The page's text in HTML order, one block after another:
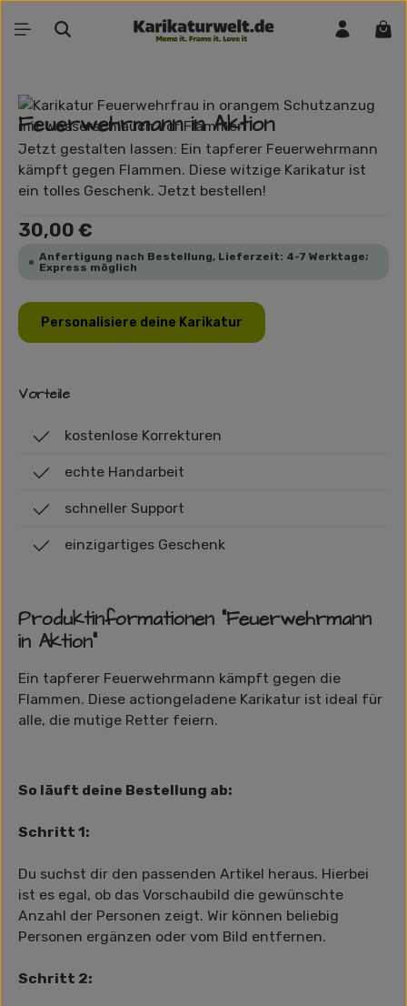
Zum Hauptinhalt springen
Bildergalerie überspringen
Feuerwehrmann in Aktion
Jetzt gestalten lassen: Ein tapferer Feuerwehrmann
kämpft gegen Flammen. Diese witzige Karikatur ist
ein tolles Geschenk. Jetzt bestellen!
Regulärer Preis:
30,00 €
Anfertigung nach Bestellung, Lieferzeit: 4-7 Werktage;
Express möglich
Personalisiere deine Karikatur
Vorteile
kostenlose Korrekturen
echte Handarbeit
schneller Support
einzigartiges Geschenk
Produktinformationen "Feuerwehrmann
in Aktion"
Ein tapferer Feuerwehrmann kämpft gegen die
Flammen. Diese actiongeladene Karikatur ist ideal für
alle, die mutige Retter feiern.
So läuft deine Bestellung ab:
Schritt 1:
Du suchst dir den passenden Artikel heraus. Hierbei
ist es egal, ob das Vorschaubild die gewünschte
Anzahl der Personen zeigt. Wir können beliebig
Personen ergänzen oder vom Bild entfernen.
Schritt 2: